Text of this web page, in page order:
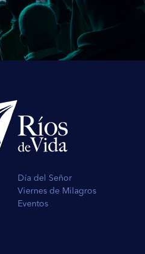
Día del Señor
Viernes de Milagros
Eventos